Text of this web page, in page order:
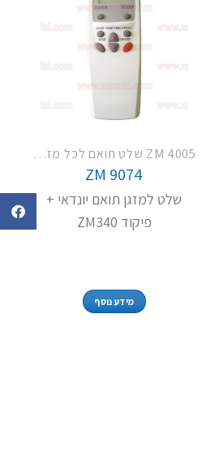
ZM 4005 שלט תואם לכל מזגני תדיראן
ZM 9074
שלט למזגן תואם יונדאי +
פיקוד ZM340
מידע נוסף